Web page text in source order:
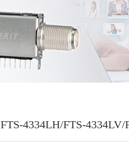
FTS-4334LH/FTS-4334LV/